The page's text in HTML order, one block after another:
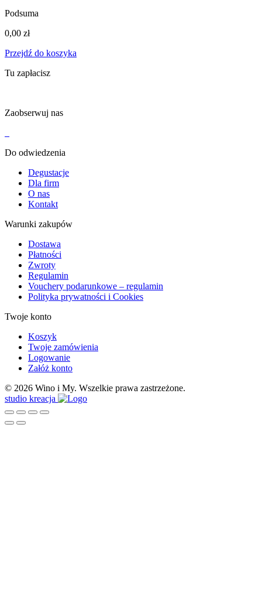
Podsuma
0,00 zł
Przejdź do koszyka
Tu zapłacisz
Zaobserwuj nas
Do odwiedzenia
Degustacje
Dla firm
O nas
Kontakt
Warunki zakupów
Dostawa
Płatności
Zwroty
Regulamin
Vouchery podarunkowe – regulamin
Polityka prywatności i Cookies
Twoje konto
Koszyk
Twoje zamówienia
Logowanie
Załóż konto
© 2026 Wino i My. Wszelkie prawa zastrzeżone.
studio kreacja